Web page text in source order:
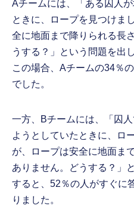
Aチームには、「ある囚人
ときに、ロープを見つけま
全に地面まで降りられる長
うする？」という問題を出
この場合、Aチームの34％
でした。
一方、Bチームには、「囚
ようとしていたときに、ロ
が、ロープは安全に地面ま
ありません。どうする？」
すると、52％の人がすぐに
りました。